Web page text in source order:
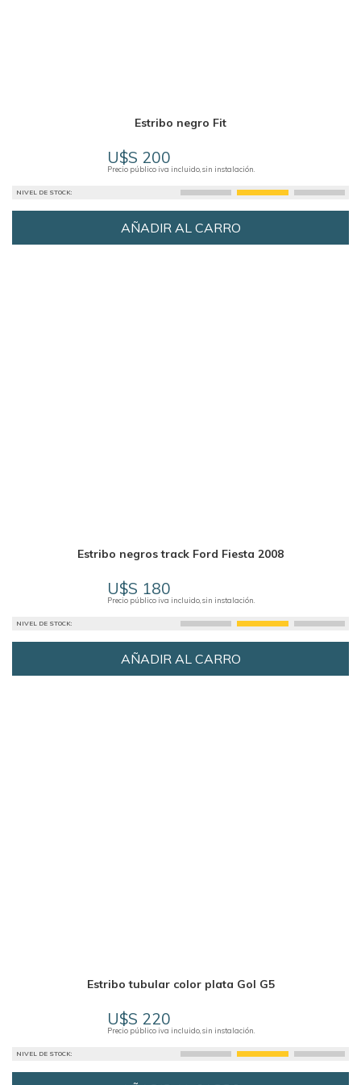
Estribo negro Fit
U$S 200
Precio público iva incluido, sin instalación.
NIVEL DE STOCK:
AÑADIR AL CARRO
Estribo negros track Ford Fiesta 2008
U$S 180
Precio público iva incluido, sin instalación.
NIVEL DE STOCK:
AÑADIR AL CARRO
Estribo tubular color plata Gol G5
U$S 220
Precio público iva incluido, sin instalación.
NIVEL DE STOCK: